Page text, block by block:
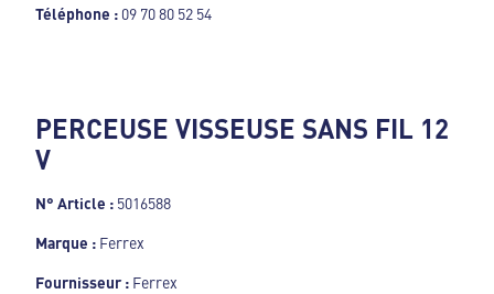
Téléphone : 09 70 80 52 54
PERCEUSE VISSEUSE SANS FIL 12
V
N° Article : 5016588
Marque : Ferrex
Fournisseur : Ferrex